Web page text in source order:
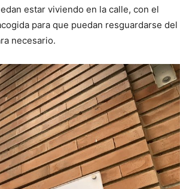
estar viviendo en la calle, con el
para que puedan resguardarse del
necesario.